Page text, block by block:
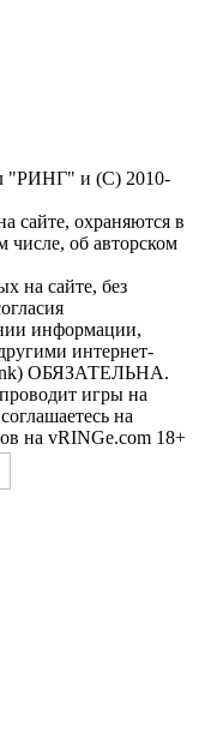
"РИНГ" и (С) 2010-
сайте, охраняются в
числе, об авторском
на сайте, без
информации,
интернет-
ОБЯЗАТЕЛЬНА.
игры на
на
на vRINGe.com 18+